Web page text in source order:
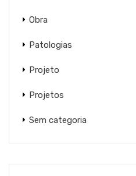
Obra
Patologias
Projeto
Projetos
Sem categoria